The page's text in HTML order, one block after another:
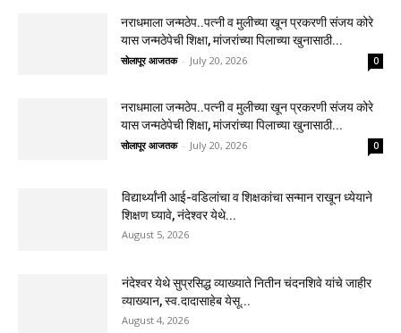
नराधमाला जन्मठेप..पत्नी व मुलीच्या खून प्रकरणी संजय कोरे
यास जन्मठेपेची शिक्षा, मांजरांच्या पिलाच्या खुनासाठी...
सोलापूर आजतक - July 20, 2026 0
नराधमाला जन्मठेप..पत्नी व मुलीच्या खून प्रकरणी संजय कोरे
यास जन्मठेपेची शिक्षा, मांजरांच्या पिलाच्या खुनासाठी...
सोलापूर आजतक - July 20, 2026 0
विद्यार्थ्यांनी आई-वडिलांचा व शिक्षकांचा सन्मान राखून ध्येयाने
शिक्षण घ्यावे, नंदेश्वर येथे...
August 5, 2026
नंदेश्वर येथे सुप्रसिद्ध व्याख्याते नितीन चंदनशिवे यांचे जाहीर
व्याख्यान, स्व.दादासाहेब येसू...
August 4, 2026